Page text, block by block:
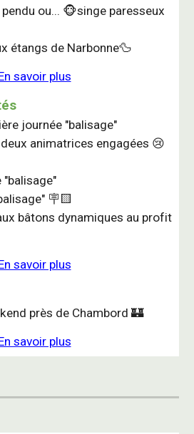
ou... 🐵singe paresseux
étangs de Narbonne🦆
savoir plus
journée "balisage"
animatrices engagées 😢
"balisage"
🪧🟨
bâtons dynamiques au profit
savoir plus
près de Chambord 🏰
savoir plus